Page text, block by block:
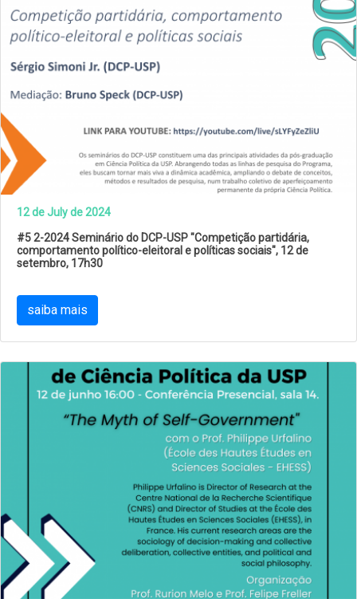
12 de July de 2024
#5 2-2024 Seminário do DCP-USP "Competição partidária,
comportamento político-eleitoral e políticas sociais", 12 de
setembro, 17h30
saiba mais